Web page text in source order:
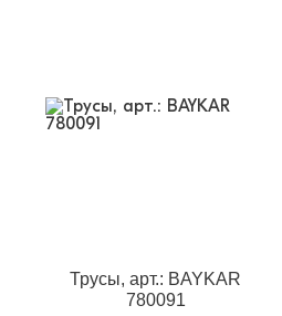
Трусы, арт.: BAYKAR
780091